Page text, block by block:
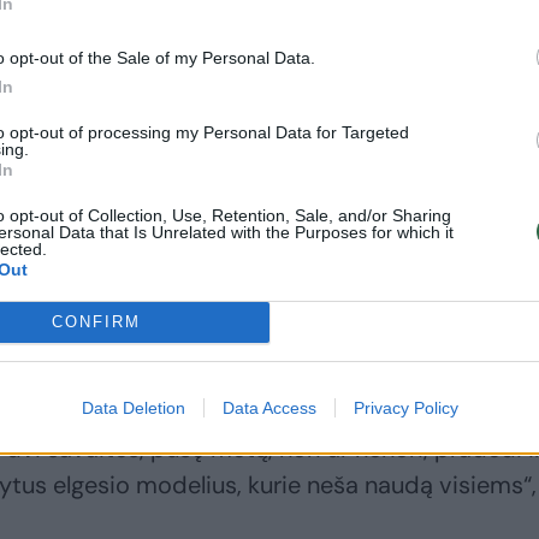
opt-out of the Sale of my Personal Data.
opt-out of processing my Personal Data for Targeted
opt-out of Collection, Use, Retention, Sale, and/or Sharing
Data that Is Unrelated with the Purposes for which it
CONFIRM
Data Deletion Data Access Privacy Policy
„Žalgirio“ jaunimą
vairą „7bet-NKL“ čempionate praėjusią
kuris prisijungė prie vyrų komandos
T.Šležas pasakojo, kad pasikeitimai
organizacija laikosi svarbių pamatinių vertybių.
Turima kultūra yra tas dalykas, kuris, atėjus į
savaites, pusę metų, nori ar nenori, pradedi
elgesio modelius, kurie neša naudą